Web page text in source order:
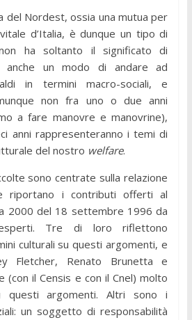
del Nordest, ossia una mutua per
d’Italia, è dunque un tipo di
ha soltanto il significato di
anche un modo di andare ad
in termini macro-sociali, e
non fra uno o due anni
a fare manovre e manovrine),
anni rappresenteranno i temi di
del nostro welfare.
sono centrate sulla relazione
riportano i contributi offerti al
2000 del 18 settembre 1996 da
Tre di loro riflettono
culturali su questi argomenti, e
Fletcher, Renato Brunetta e
(con il Censis e con il Cnel) molto
questi argomenti. Altri sono i
un soggetto di responsabilità